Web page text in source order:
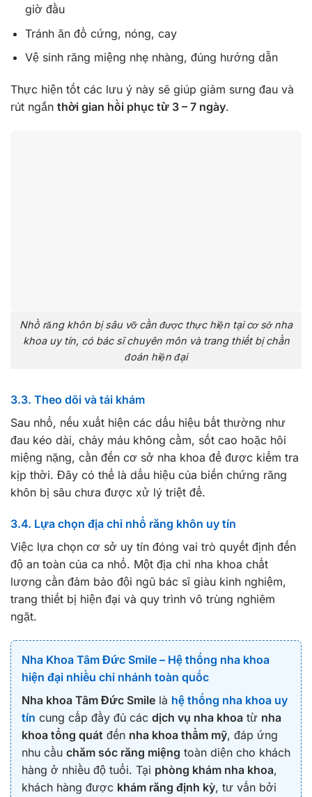
giờ đầu
Tránh ăn đồ cứng, nóng, cay
Vệ sinh răng miệng nhẹ nhàng, đúng hướng dẫn
Thực hiện tốt các lưu ý này sẽ giúp giảm sưng đau và
rút ngắn thời gian hồi phục từ 3 – 7 ngày.
Nhổ răng khôn bị sâu vỡ cần được thực hiện tại cơ sở nha
khoa uy tín, có bác sĩ chuyên môn và trang thiết bị chẩn
đoán hiện đại
3.3. Theo dõi và tái khám
Sau nhổ, nếu xuất hiện các dấu hiệu bất thường như
đau kéo dài, chảy máu không cầm, sốt cao hoặc hôi
miệng nặng, cần đến cơ sở nha khoa để được kiểm tra
kịp thời. Đây có thể là dấu hiệu của biến chứng răng
khôn bị sâu chưa được xử lý triệt để.
3.4. Lựa chọn địa chỉ nhổ răng khôn uy tín
Việc lựa chọn cơ sở uy tín đóng vai trò quyết định đến
độ an toàn của ca nhổ. Một địa chỉ nha khoa chất
lượng cần đảm bảo đội ngũ bác sĩ giàu kinh nghiệm,
trang thiết bị hiện đại và quy trình vô trùng nghiêm
ngặt.
Nha Khoa Tâm Đức Smile – Hệ thống nha khoa
hiện đại nhiều chi nhánh toàn quốc
Nha khoa Tâm Đức Smile là hệ thống nha khoa uy
tín cung cấp đầy đủ các dịch vụ nha khoa từ nha
khoa tổng quát đến nha khoa thẩm mỹ, đáp ứng
nhu cầu chăm sóc răng miệng toàn diện cho khách
hàng ở nhiều độ tuổi. Tại phòng khám nha khoa,
khách hàng được khám răng định kỳ, tư vấn bởi